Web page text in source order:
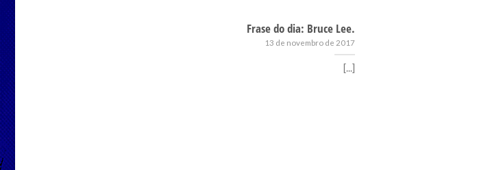
Frase do dia: Bruce Lee.
13 de novembro de 2017
[...]